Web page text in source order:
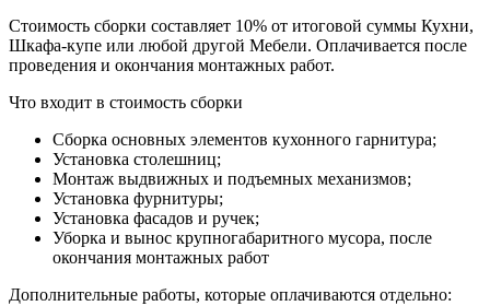
Стоимость сборки составляет 10% от итоговой суммы Кухни,
Шкафа-купе или любой другой Мебели. Оплачивается после
проведения и окончания монтажных работ.
Что входит в стоимость сборки
Сборка основных элементов кухонного гарнитура;
Установка столешниц;
Монтаж выдвижных и подъемных механизмов;
Установка фурнитуры;
Установка фасадов и ручек;
Уборка и вынос крупногабаритного мусора, после
окончания монтажных работ
Дополнительные работы, которые оплачиваются отдельно: